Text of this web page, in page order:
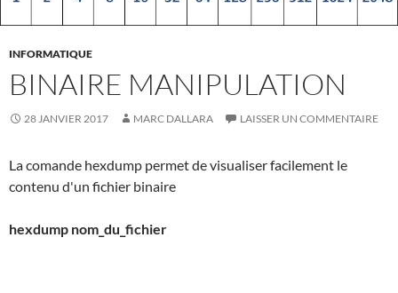
INFORMATIQUE
BINAIRE MANIPULATION
28 JANVIER 2017 MARC DALLARA LAISSER UN COMMENTAIRE
La comande hexdump permet de visualiser facilement le
contenu d'un fichier binaire
hexdump nom_du_fichier